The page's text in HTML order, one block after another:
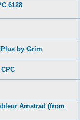
6128
by Grim
Amstrad (from